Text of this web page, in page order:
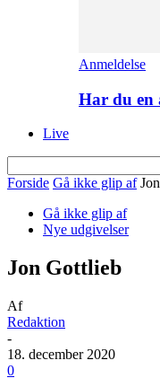
Anmeldelse
Har du en
Live
Forside Gå ikke glip af
Gå ikke glip af
Nye udgivelser
Jon Gottlieb
Af
Redaktion
-
18. december 2020
0